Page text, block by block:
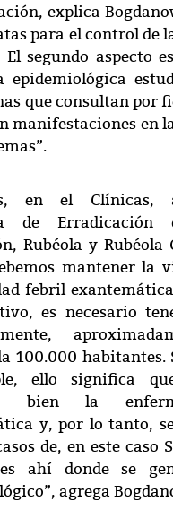
explica
para el control de
segundo aspecto
epidemiológica
que consultan por
manifestaciones en
en el Clínicas,
de
Rubéola y Rubéola
mantener la
febril
es necesario
100.000 habitantes.
ello significa
bien la
y, por lo tanto,
de, en este caso
ahí donde se
agrega